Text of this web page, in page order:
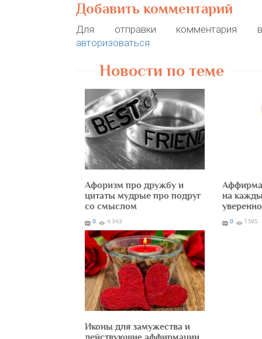
Добавить комментарий
Для отправки комментария
авторизоваться.
Новости по теме
Афоризм про дружбу и
цитаты мудрые про подруг
со смыслом
0 4 343
на
0 1 595
Иконы для замужества и